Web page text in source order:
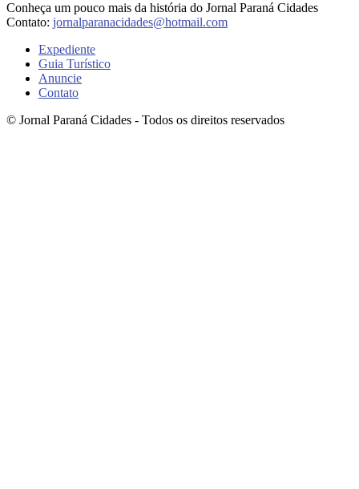
Conheça um pouco mais da história do Jornal Paraná Cidades
Contato: jornalparanacidades@hotmail.com
Expediente
Guia Turístico
Anuncie
Contato
© Jornal Paraná Cidades - Todos os direitos reservados